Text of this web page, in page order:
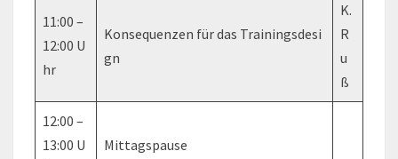
11:00 –
12:00 U
hr
Konsequenzen für das Trainingsdesi
gn
K.
R
u
ß
12:00 –
13:00 U
Mittagspause